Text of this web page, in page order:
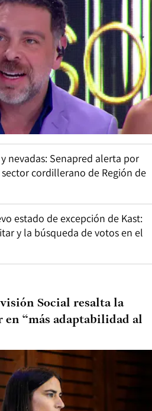
nevadas: Senapred alerta por
cordillerano de Región de
estado de excepción de Kast:
y la búsqueda de votos en el
Social resalta la
en “más adaptabilidad al